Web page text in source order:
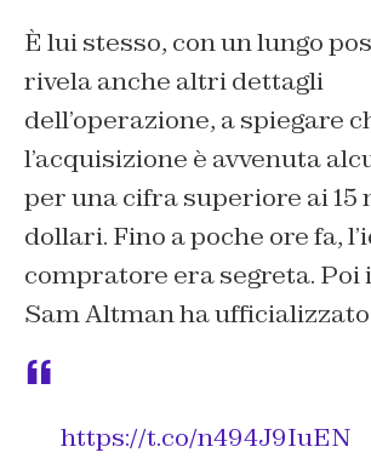
È lui stesso, con un lungo
rivela anche altri dettagli
dell’operazione, a spiegare
l’acquisizione è avvenuta
per una cifra superiore ai 15
dollari. Fino a poche ore fa,
compratore era segreta. Poi
Sam Altman ha
https://t.co/n494J9IuEN